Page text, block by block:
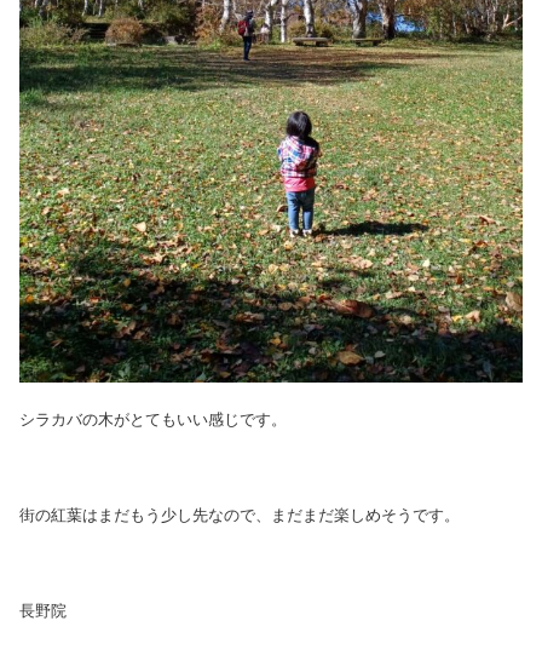
シラカバの木がとてもいい感じです。
街の紅葉はまだもう少し先なので、まだまだ楽しめそうです。
長野院